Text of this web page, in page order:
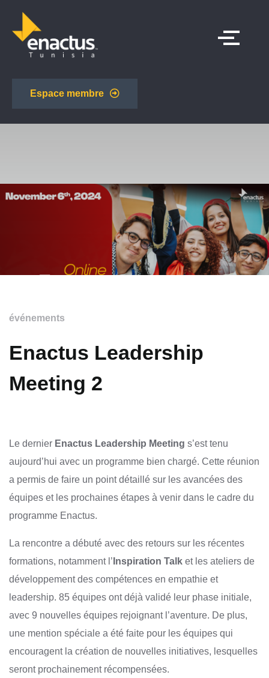
Espace membre
événements
Enactus Leadership
Meeting 2
Le dernier Enactus Leadership Meeting s’est tenu
aujourd’hui avec un programme bien chargé. Cette réunion
a permis de faire un point détaillé sur les avancées des
équipes et les prochaines étapes à venir dans le cadre du
programme Enactus.
La rencontre a débuté avec des retours sur les récentes
formations, notamment l’ Inspiration Talk et les ateliers de
développement des compétences en empathie et
leadership. 85 équipes ont déjà validé leur phase initiale,
avec 9 nouvelles équipes rejoignant l’aventure. De plus,
une mention spéciale a été faite pour les équipes qui
encouragent la création de nouvelles initiatives, lesquelles
seront prochainement récompensées.